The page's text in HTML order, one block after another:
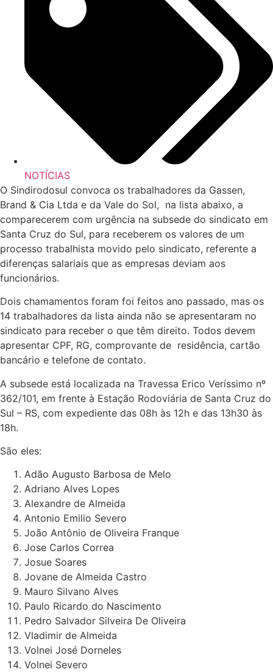
NOTÍCIAS
O Sindirodosul convoca os trabalhadores da Gassen,
Brand & Cia Ltda e da Vale do Sol, na lista abaixo, a
comparecerem com urgência na subsede do sindicato em
Santa Cruz do Sul, para receberem os valores de um
processo trabalhista movido pelo sindicato, referente a
diferenças salariais que as empresas deviam aos
funcionários.
Dois chamamentos foram foi feitos ano passado, mas os
14 trabalhadores da lista ainda não se apresentaram no
sindicato para receber o que têm direito. Todos devem
apresentar CPF, RG, comprovante de residência, cartão
bancário e telefone de contato.
A subsede está localizada na Travessa Erico Veríssimo nº
362/101, em frente à Estação Rodoviária de Santa Cruz do
Sul – RS, com expediente das 08h às 12h e das 13h30 às
18h.
São eles:
Adão Augusto Barbosa de Melo
Adriano Alves Lopes
Alexandre de Almeida
Antonio Emilio Severo
João Antônio de Oliveira Franque
Jose Carlos Correa
Josue Soares
Jovane de Almeida Castro
Mauro Silvano Alves
Paulo Ricardo do Nascimento
Pedro Salvador Silveira De Oliveira
Vladimir de Almeida
Volnei José Dorneles
Volnei Severo